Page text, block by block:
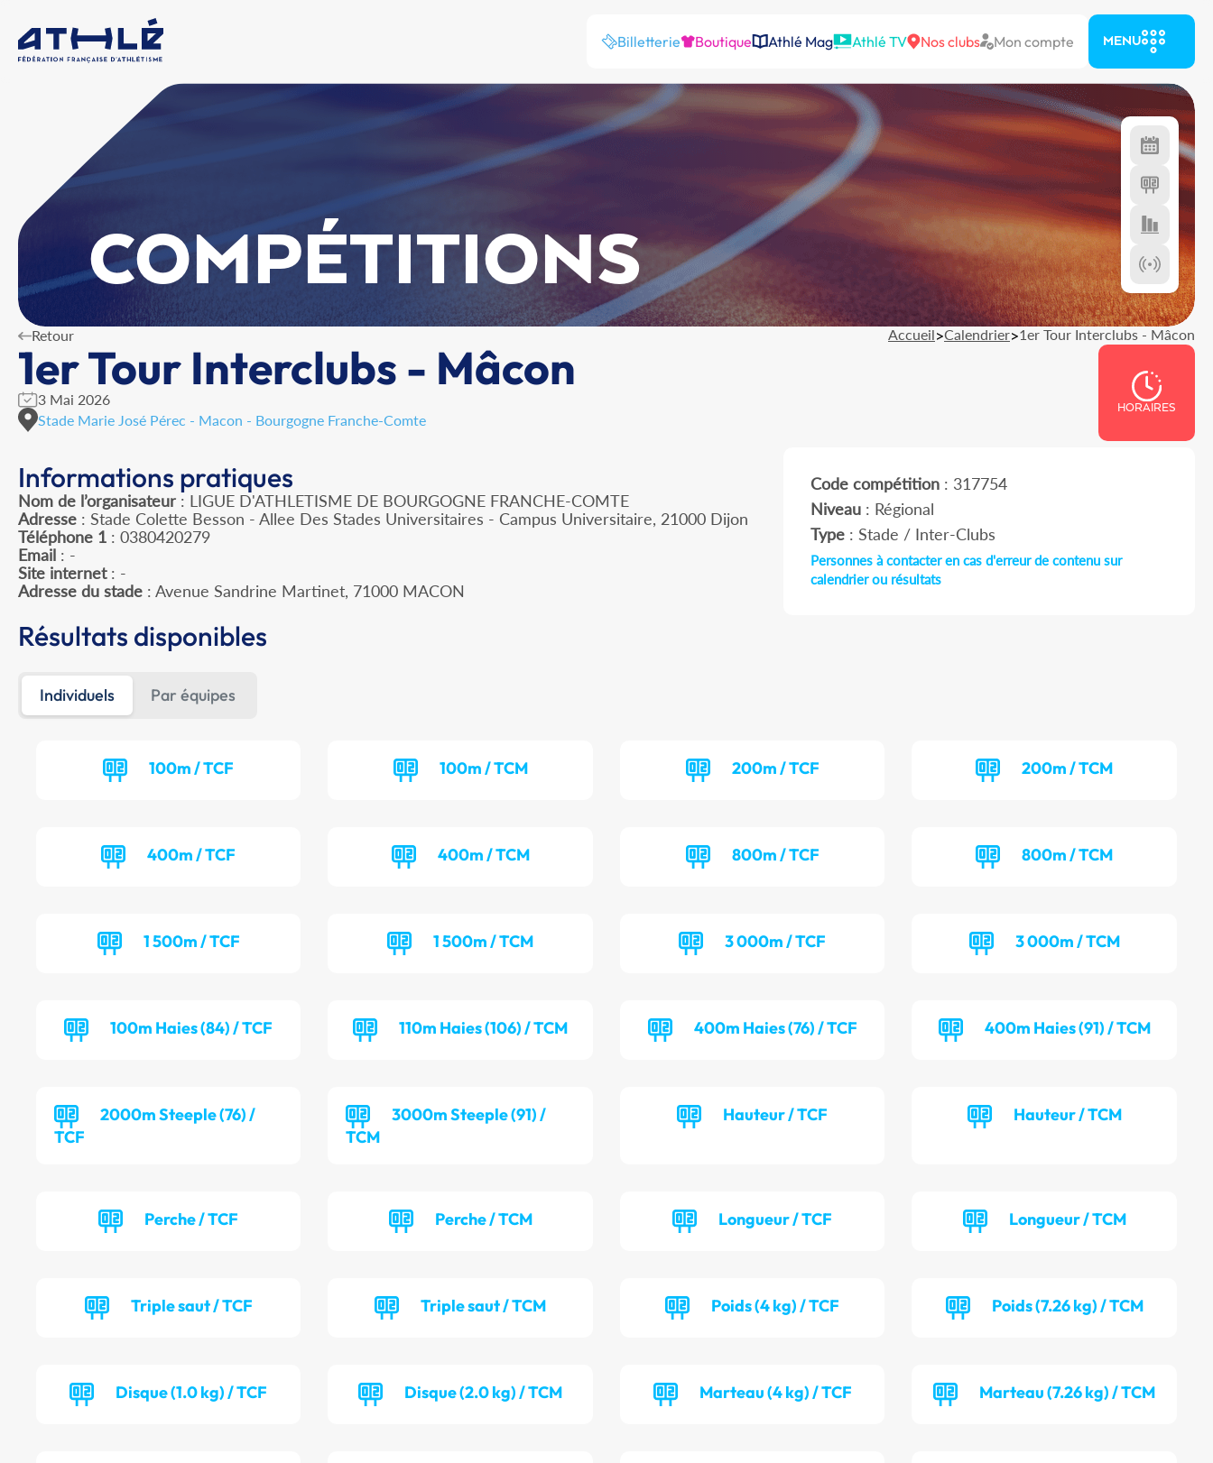
Billetterie Boutique Athlé Mag Athlé TV Nos clubs Mon compte MENU
COMPÉTITIONS
Retour Accueil>Calendrier>1er Tour Interclubs - Mâcon
1er Tour Interclubs - Mâcon
3 Mai 2026
Stade Marie José Pérec - Macon - Bourgogne Franche-Comte
HORAIRES
Informations pratiques
Nom de l’organisateur : LIGUE D'ATHLETISME DE BOURGOGNE FRANCHE-COMTE
Adresse : Stade Colette Besson - Allee Des Stades Universitaires - Campus Universitaire, 21000 Dijon
Téléphone 1 : 0380420279
Email : -
Site internet: -
Adresse du stade : Avenue Sandrine Martinet, 71000 MACON
Code compétition: 317754
Niveau: Régional
Type: Stade / Inter-Clubs
Personnes à contacter en cas d'erreur de contenu sur
calendrier ou résultats
Résultats disponibles
Individuels Par équipes
100m / TCF 100m / TCM 200m / TCF 200m / TCM
400m / TCF 400m / TCM 800m / TCF 800m / TCM
1 500m / TCF 1 500m / TCM 3 000m / TCF 3 000m / TCM
100m Haies (84) / TCF 110m Haies (106) / TCM 400m Haies (76) / TCF 400m Haies (91) / TCM
2000m Steeple (76) /
TCF
3000m Steeple (91) /
TCM
Hauteur / TCF Hauteur / TCM
Perche / TCF Perche / TCM Longueur / TCF Longueur / TCM
Triple saut / TCF Triple saut / TCM Poids (4 kg) / TCF Poids (7.26 kg) / TCM
Disque (1.0 kg) / TCF Disque (2.0 kg) / TCM Marteau (4 kg) / TCF Marteau (7.26 kg) / TCM